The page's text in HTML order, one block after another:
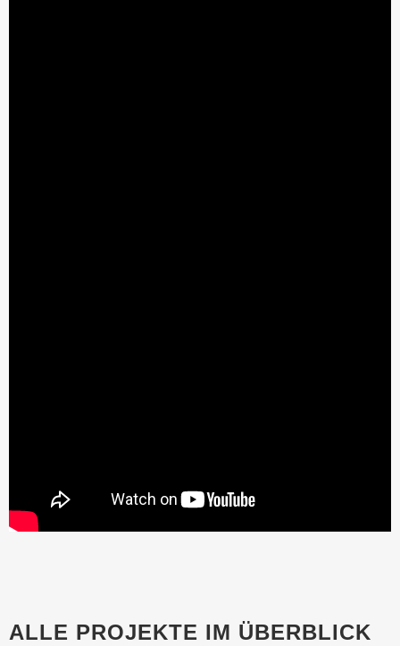
ALLE PROJEKTE IM ÜBERBLICK